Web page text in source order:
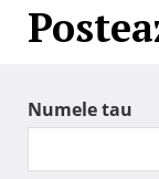
Numele tau